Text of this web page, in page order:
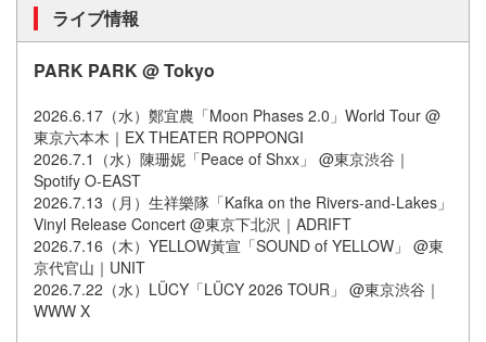
ライブ情報
PARK PARK @ Tokyo
2026.6.17（⽔）鄭宜農「Moon Phases 2.0」World Tour @
東京六本⽊｜EX THEATER ROPPONGI
2026.7.1（⽔）陳珊妮「Peace of Shxx」 @東京渋⾕｜
Spotify O-EAST
2026.7.13（⽉）⽣祥樂隊「Kafka on the Rivers-and-Lakes」
Vinyl Release Concert @東京下北沢｜ADRIFT
2026.7.16（⽊）YELLOW⿈宣「SOUND of YELLOW」 @東
京代官⼭｜UNIT
2026.7.22（⽔）LÜCY「LÜCY 2026 TOUR」 @東京渋⾕｜
WWW X